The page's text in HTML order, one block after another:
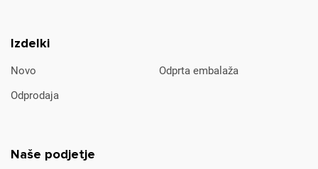
Izdelki
Novo
Odprta embalaža
Odprodaja
Naše podjetje